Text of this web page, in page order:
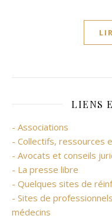
LIENS
- Associations
- Collectifs, ressources
- Avocats et conseils
- La presse libre
- Quelques sites de
- Sites de
médecins